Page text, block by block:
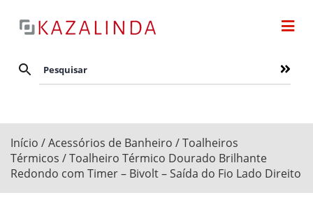
Início /Acessórios de Banheiro /Toalheiros
Térmicos / Toalheiro Térmico Dourado Brilhante
Redondo com Timer – Bivolt – Saída do Fio Lado Direito